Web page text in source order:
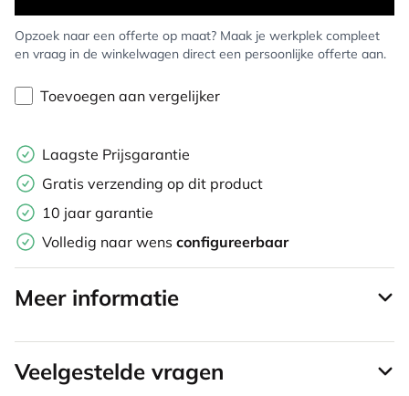
Opzoek naar een offerte op maat? Maak je werkplek compleet
en vraag in de winkelwagen direct een persoonlijke offerte aan.
Toevoegen aan vergelijker
Laagste Prijsgarantie
Gratis verzending op dit product
10 jaar garantie
Volledig naar wens configureerbaar
Meer informatie
Veelgestelde vragen